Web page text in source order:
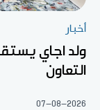
أخبار
ولد اجاي
التعاون
07-08-2026